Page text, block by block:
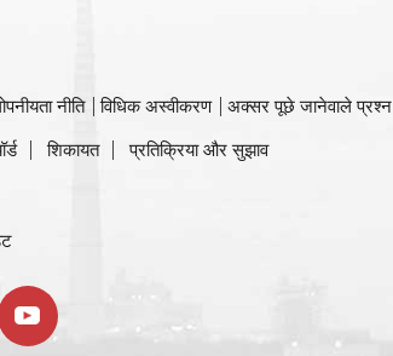
नीति विधिक अस्वीकरण अक्सर पूछे जानेवाले प्रश्न
शिकायत प्रतिक्रिया और सुझाव